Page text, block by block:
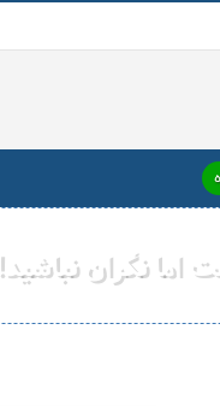
اما نگران نباشید!